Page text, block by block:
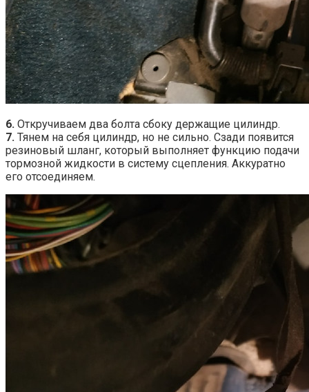
6. Откручиваем два болта сбоку держащие цилиндр.
7. Тянем на себя цилиндр, но не сильно. Сзади появится
резиновый шланг, который выполняет функцию подачи
тормозной жидкости в систему сцепления. Аккуратно
его отсоединяем.